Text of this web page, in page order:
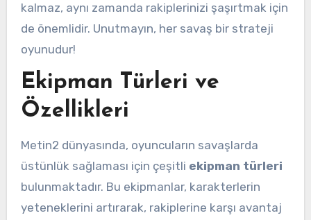
kalmaz, aynı zamanda rakiplerinizi şaşırtmak için
de önemlidir. Unutmayın, her savaş bir strateji
oyunudur!
Ekipman Türleri ve
Özellikleri
Metin2 dünyasında, oyuncuların savaşlarda
üstünlük sağlaması için çeşitli ekipman türleri
bulunmaktadır. Bu ekipmanlar, karakterlerin
yeteneklerini artırarak, rakiplerine karşı avantaj